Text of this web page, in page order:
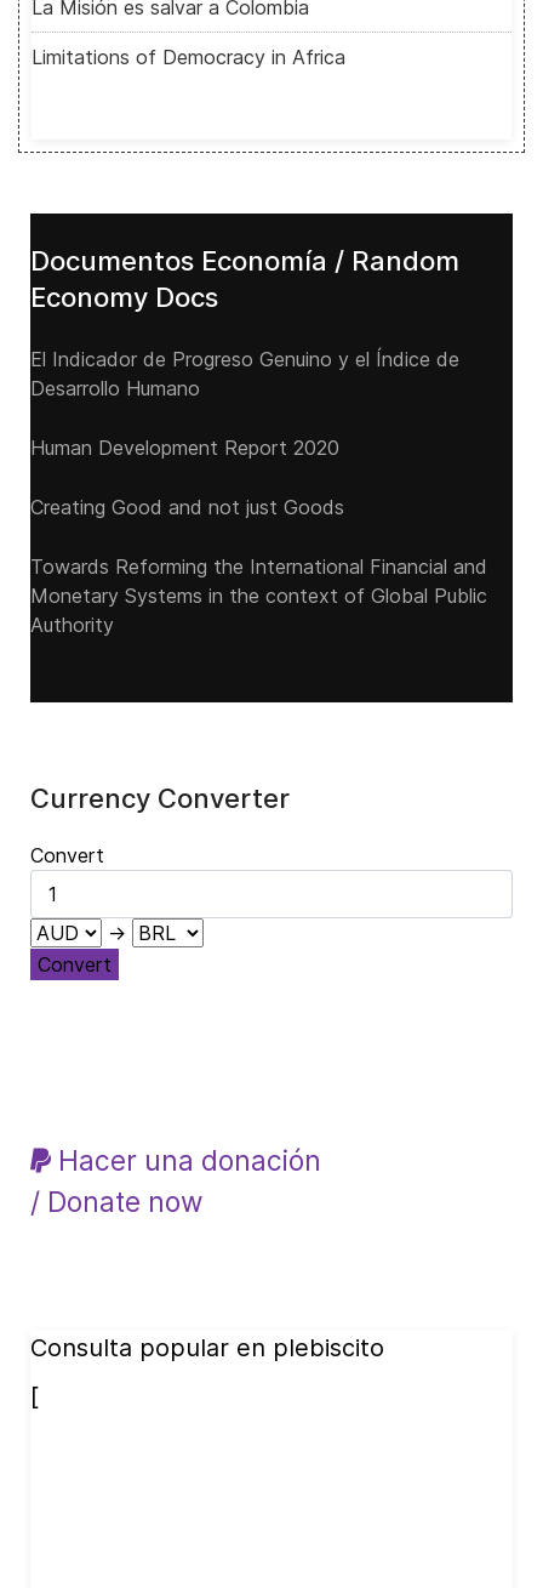
La Misión es salvar a Colombia
Limitations of Democracy in Africa
Documentos Economía / Random
Economy Docs
El Indicador de Progreso Genuino y el Índice de
Desarrollo Humano
Human Development Report 2020
Creating Good and not just Goods
Towards Reforming the International Financial and
Monetary Systems in the context of Global Public
Authority
Currency Converter
Convert
→
Convert
Hacer una donación
/ Donate now
Consulta popular en plebiscito
[